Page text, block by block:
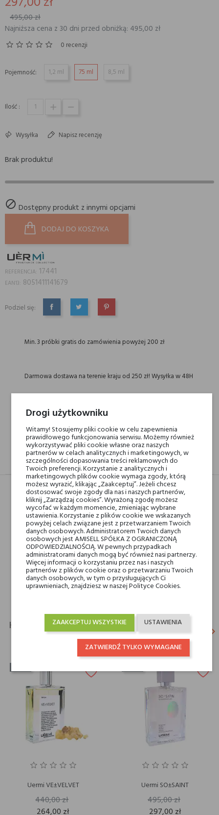
495,00 zł
Najniższa cena z 30 dni przed obniżką: 495,00 zł
0 recenzji
Pojemność: 1,2 ml 75 ml 8,5 ml
Ilość :
Wysyłka Napisz recenzję
Brak produktu!
 Dostępny produkt z innymi opcjami
DODAJ DO KOSZYKA
REFERENCJA: 17441
EAN13: 8051411141679
Podziel się:
UDOSTĘPNIJTWEETUJPINTEREST
Min. 3 próbki gratis do zamówienia powyżej 200 zł
Darmowa dostawa na terenie kraju od 250 zł! Wysyłka w 48H
14 dni na zwrot
OPIS GPSR RECENZJE(0)
Marki Niszowe
Uermi
Rodzaj
wody perfumowane
Dla kogo
dla niego
dla niej
KLIENCI, KTÓRZY KUPILI TEN PRODUKT, KUPILI
TAKŻE: keyboard_arrow_right
Uermi VE±VELVET
440,00 zł
264,00 zł
Uermi SO±SAINT
495,00 zł
297,00 zł
Drogi użytkowniku
Witamy! Stosujemy pliki cookie w celu zapewnienia
prawidłowego funkcjonowania serwisu. Możemy również
wykorzystywać pliki cookie własne oraz naszych
partnerów w celach analitycznych i marketingowych, w
szczególności dopasowania treści reklamowych do
Twoich preferencji. Korzystanie z analitycznych i
marketingowych plików cookie wymaga zgody, którą
możesz wyrazić, klikając „Zaakceptuj”. Jeżeli chcesz
dostosować swoje zgody dla nas i naszych partnerów,
kliknij „Zarządzaj cookies”. Wyrażoną zgodę możesz
wycofać w każdym momencie, zmieniając wybrane
ustawienia. Korzystanie z plików cookie we wskazanych
powyżej celach związane jest z przetwarzaniem Twoich
danych osobowych. Administratorem Twoich danych
osobowych jest AMISELL SPÓŁKA Z OGRANICZONĄ
ODPOWIEDZIALNOŚCIĄ. W pewnych przypadkach
administratorami danych mogą być również nasi partnerzy.
Więcej informacji o korzystaniu przez nas i naszych
partnerów z plików cookie oraz o przetwarzaniu Twoich
danych osobowych, w tym o przysługujących Ci
uprawnieniach, znajdziesz w naszej Polityce Cookies.
USTAWIENIA
ZAAKCEPTUJ WSZYSTKIE
ZATWIERDŹ TYLKO WYMAGANE